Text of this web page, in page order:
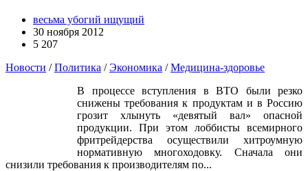
весьма убогий ищущий
30 ноября 2012
5 207
Новости /Политика /Экономика /Медицина-здоровье
В процессе вступления в ВТО были резко
снижены требования к продуктам и в Россию
грозит хлынуть «девятый вал» опасной
продукции. При этом лоббисты всемирного
фритрейдерства осуществили хитроумную
нормативную многоходовку. Сначала они
снизили требования к производителям по...